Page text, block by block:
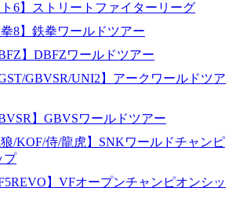
ト6】ストリートファイターリーグ
拳8】鉄拳ワールドツアー
】DBFZワールドツアー
GBVSR/UNI2】アークワールドツア
】GBVSワールドツアー
狼/KOF/侍/龍虎】SNKワールドチャンピ
プ
】VFオープンチャンピオンシッ